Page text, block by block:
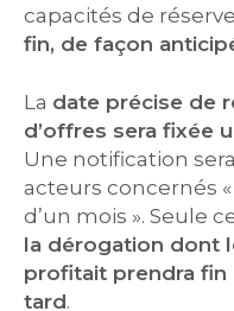
capacités de
fin, de façon
La date précise de
d’offres sera fixée
Une notification
acteurs concernés
d’un mois ». Seule
la dérogation dont
profitait prendra fin
tard.